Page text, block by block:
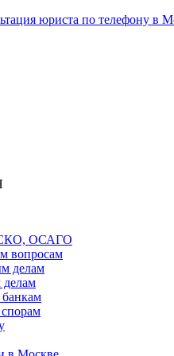
юриста по телефону в
ОСАГО
вопросам
делам